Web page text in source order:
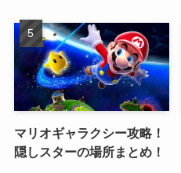
マリオギャラクシー攻略！
隠しスターの場所まとめ！